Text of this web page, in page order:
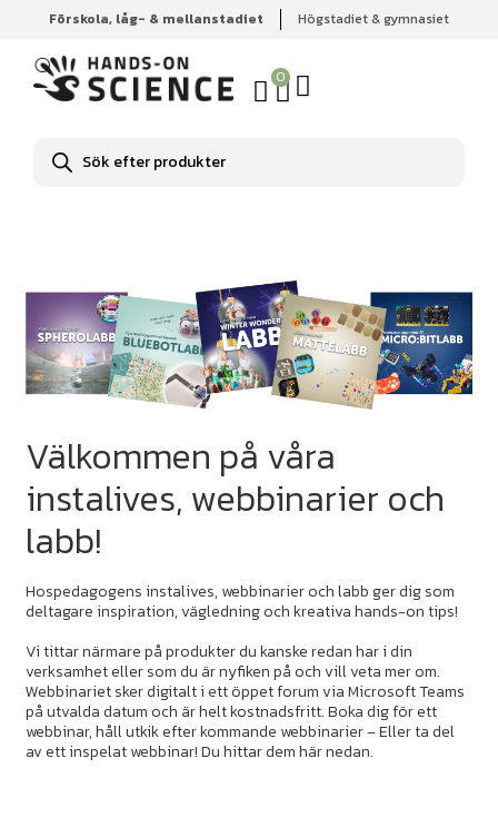
Förskola, låg- & mellanstadiet Högstadiet & gymnasiet
0
Produktsökning
Hem Utbildningar
Välkommen på våra
instalives, webbinarier och
labb!
Hospedagogens instalives, webbinarier och labb ger dig som
deltagare inspiration, vägledning och kreativa hands-on tips!
Vi tittar närmare på produkter du kanske redan har i din
verksamhet eller som du är nyfiken på och vill veta mer om.
Webbinariet sker digitalt i ett öppet forum via Microsoft Teams
på utvalda datum och är helt kostnadsfritt. Boka dig för ett
webbinar, håll utkik efter kommande webbinarier – Eller ta del
av ett inspelat webbinar! Du hittar dem här nedan.